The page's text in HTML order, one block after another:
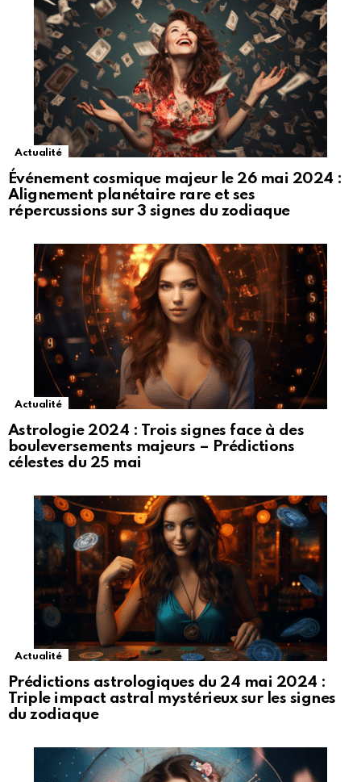
Actualité
Événement cosmique majeur le 26 mai 2024 :
Alignement planétaire rare et ses
répercussions sur 3 signes du zodiaque
Actualité
Astrologie 2024 : Trois signes face à des
bouleversements majeurs – Prédictions
célestes du 25 mai
Actualité
Prédictions astrologiques du 24 mai 2024 :
Triple impact astral mystérieux sur les signes
du zodiaque